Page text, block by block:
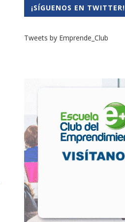
Las pymes impulsan el auge de
las PayTechs...
¡SÍGUENOS EN TWITTER!
Tweets by Emprende_Club